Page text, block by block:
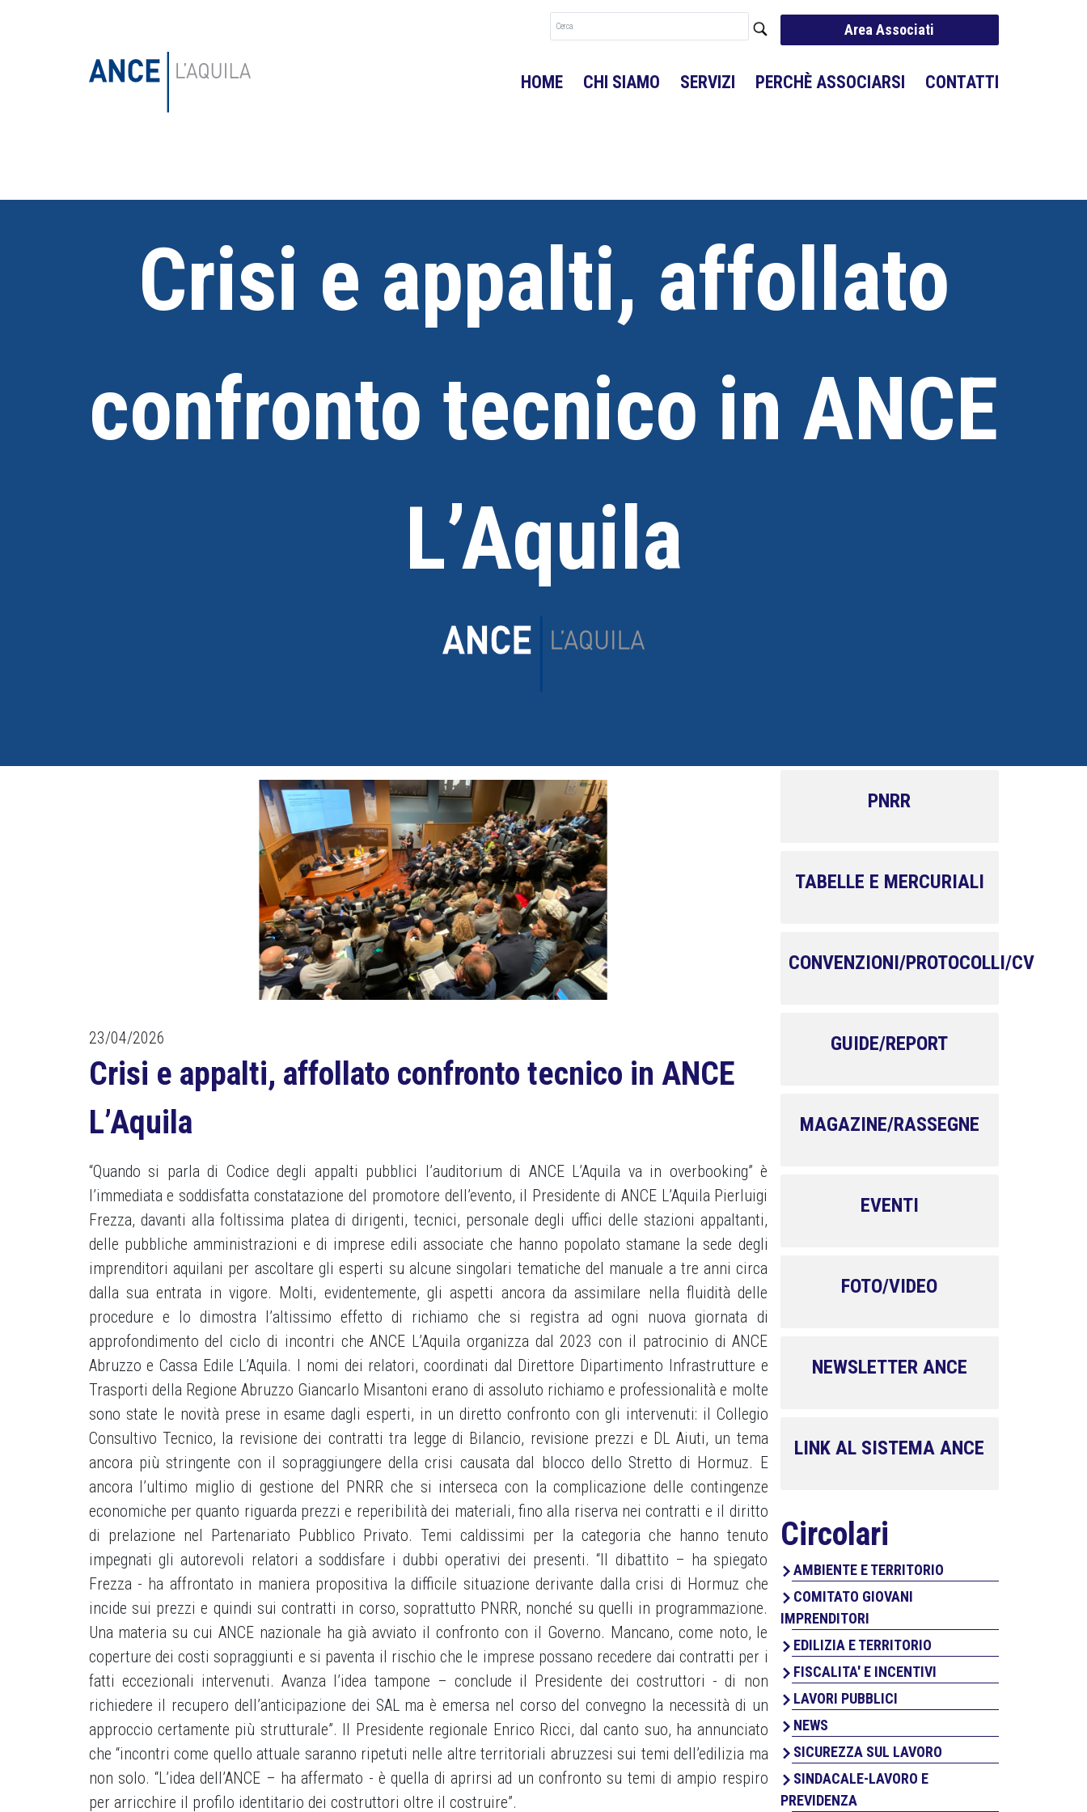
Area Associati
HOME CHI SIAMO SERVIZI PERCHÈ ASSOCIARSI CONTATTI
Crisi e appalti, affollato
confronto tecnico in ANCE
L’Aquila
23/04/2026
Crisi e appalti, affollato confronto tecnico in ANCE
L’Aquila
“Quando si parla di Codice degli appalti pubblici l’auditorium di ANCE L’Aquila va in overbooking” è
l’immediata e soddisfatta constatazione del promotore dell’evento, il Presidente di ANCE L’Aquila Pierluigi
Frezza, davanti alla foltissima platea di dirigenti, tecnici, personale degli uffici delle stazioni appaltanti,
delle pubbliche amministrazioni e di imprese edili associate che hanno popolato stamane la sede degli
imprenditori aquilani per ascoltare gli esperti su alcune singolari tematiche del manuale a tre anni circa
dalla sua entrata in vigore. Molti, evidentemente, gli aspetti ancora da assimilare nella fluidità delle
procedure e lo dimostra l’altissimo effetto di richiamo che si registra ad ogni nuova giornata di
approfondimento del ciclo di incontri che ANCE L’Aquila organizza dal 2023 con il patrocinio di ANCE
Abruzzo e Cassa Edile L’Aquila. I nomi dei relatori, coordinati dal Direttore Dipartimento Infrastrutture e
Trasporti della Regione Abruzzo Giancarlo Misantoni erano di assoluto richiamo e professionalità e molte
sono state le novità prese in esame dagli esperti, in un diretto confronto con gli intervenuti: il Collegio
Consultivo Tecnico, la revisione dei contratti tra legge di Bilancio, revisione prezzi e DL Aiuti, un tema
ancora più stringente con il sopraggiungere della crisi causata dal blocco dello Stretto di Hormuz. E
ancora l’ultimo miglio di gestione del PNRR che si interseca con la complicazione delle contingenze
economiche per quanto riguarda prezzi e reperibilità dei materiali, fino alla riserva nei contratti e il diritto
di prelazione nel Partenariato Pubblico Privato. Temi caldissimi per la categoria che hanno tenuto
impegnati gli autorevoli relatori a soddisfare i dubbi operativi dei presenti. “Il dibattito – ha spiegato
Frezza - ha affrontato in maniera propositiva la difficile situazione derivante dalla crisi di Hormuz che
incide sui prezzi e quindi sui contratti in corso, soprattutto PNRR, nonché su quelli in programmazione.
Una materia su cui ANCE nazionale ha già avviato il confronto con il Governo. Mancano, come noto, le
coperture dei costi sopraggiunti e si paventa il rischio che le imprese possano recedere dai contratti per i
fatti eccezionali intervenuti. Avanza l’idea tampone – conclude il Presidente dei costruttori - di non
richiedere il recupero dell’anticipazione dei SAL ma è emersa nel corso del convegno la necessità di un
approccio certamente più strutturale”. Il Presidente regionale Enrico Ricci, dal canto suo, ha annunciato
che “incontri come quello attuale saranno ripetuti nelle altre territoriali abruzzesi sui temi dell’edilizia ma
non solo. “L’idea dell’ANCE – ha affermato - è quella di aprirsi ad un confronto su temi di ampio respiro
per arricchire il profilo identitario dei costruttori oltre il costruire”.
PNRR
TABELLE E MERCURIALI
CONVENZIONI/PROTOCOLLI/CV
GUIDE/REPORT
MAGAZINE/RASSEGNE
EVENTI
FOTO/VIDEO
NEWSLETTER ANCE
LINK AL SISTEMA ANCE
Circolari
AMBIENTE E TERRITORIO
COMITATO GIOVANI
IMPRENDITORI
EDILIZIA E TERRITORIO
FISCALITA' E INCENTIVI
LAVORI PUBBLICI
NEWS
SICUREZZA SUL LAVORO
SINDACALE-LAVORO E
PREVIDENZA